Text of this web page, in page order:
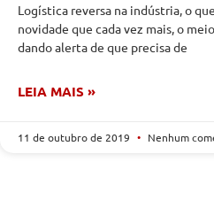
Logística reversa na indústria, o
novidade que cada vez mais, o
dando alerta de que precisa de
LEIA MAIS »
11 de outubro de 2019 Nenhum